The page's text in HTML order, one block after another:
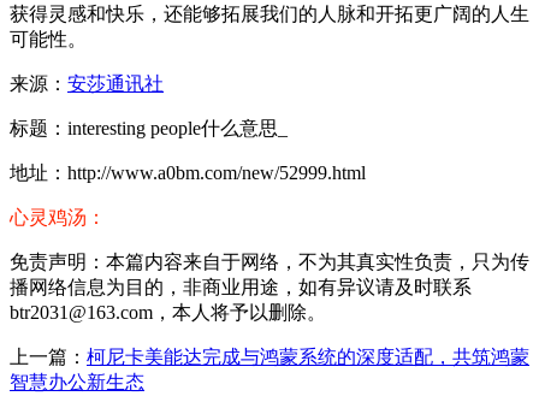
获得灵感和快乐，还能够拓展我们的人脉和开拓更广阔的人生
可能性。
来源： 安莎通讯社
标题：interesting people什么意思_
地址：http://www.a0bm.com/new/52999.html
心灵鸡汤：
免责声明：本篇内容来自于网络，不为其真实性负责，只为传
播网络信息为目的，非商业用途，如有异议请及时联系
btr2031@163.com，本人将予以删除。
上一篇： 柯尼卡美能达完成与鸿蒙系统的深度适配，共筑鸿蒙
智慧办公新生态